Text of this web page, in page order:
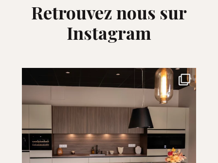
Retrouvez nous sur
Instagram